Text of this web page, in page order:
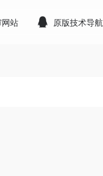
站 原版技术导航